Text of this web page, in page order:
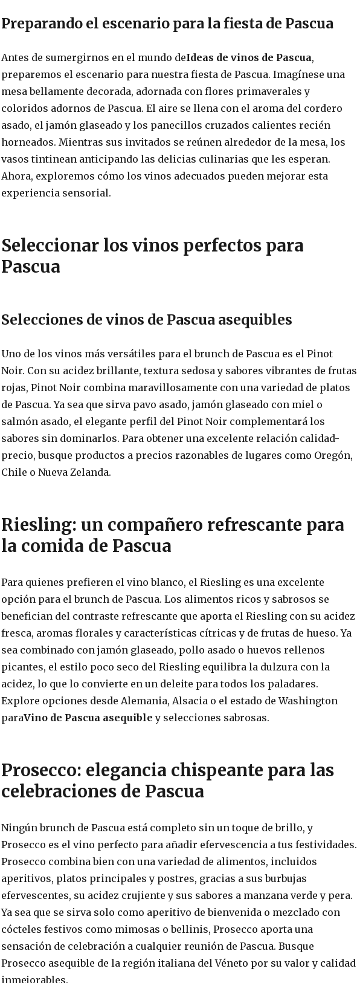
Preparando el escenario para la fiesta de Pascua
Antes de sumergirnos en el mundo deIdeas de vinos de Pascua,
preparemos el escenario para nuestra fiesta de Pascua. Imagínese una
mesa bellamente decorada, adornada con flores primaverales y
coloridos adornos de Pascua. El aire se llena con el aroma del cordero
asado, el jamón glaseado y los panecillos cruzados calientes recién
horneados. Mientras sus invitados se reúnen alrededor de la mesa, los
vasos tintinean anticipando las delicias culinarias que les esperan.
Ahora, exploremos cómo los vinos adecuados pueden mejorar esta
experiencia sensorial.
Seleccionar los vinos perfectos para
Pascua
Selecciones de vinos de Pascua asequibles
Uno de los vinos más versátiles para el brunch de Pascua es el Pinot
Noir. Con su acidez brillante, textura sedosa y sabores vibrantes de frutas
rojas, Pinot Noir combina maravillosamente con una variedad de platos
de Pascua. Ya sea que sirva pavo asado, jamón glaseado con miel o
salmón asado, el elegante perfil del Pinot Noir complementará los
sabores sin dominarlos. Para obtener una excelente relación calidad-
precio, busque productos a precios razonables de lugares como Oregón,
Chile o Nueva Zelanda.
Riesling: un compañero refrescante para
la comida de Pascua
Para quienes prefieren el vino blanco, el Riesling es una excelente
opción para el brunch de Pascua. Los alimentos ricos y sabrosos se
benefician del contraste refrescante que aporta el Riesling con su acidez
fresca, aromas florales y características cítricas y de frutas de hueso. Ya
sea combinado con jamón glaseado, pollo asado o huevos rellenos
picantes, el estilo poco seco del Riesling equilibra la dulzura con la
acidez, lo que lo convierte en un deleite para todos los paladares.
Explore opciones desde Alemania, Alsacia o el estado de Washington
paraVino de Pascua asequible y selecciones sabrosas.
Prosecco: elegancia chispeante para las
celebraciones de Pascua
Ningún brunch de Pascua está completo sin un toque de brillo, y
Prosecco es el vino perfecto para añadir efervescencia a tus festividades.
Prosecco combina bien con una variedad de alimentos, incluidos
aperitivos, platos principales y postres, gracias a sus burbujas
efervescentes, su acidez crujiente y sus sabores a manzana verde y pera.
Ya sea que se sirva solo como aperitivo de bienvenida o mezclado con
cócteles festivos como mimosas o bellinis, Prosecco aporta una
sensación de celebración a cualquier reunión de Pascua. Busque
Prosecco asequible de la región italiana del Véneto por su valor y calidad
inmejorables.